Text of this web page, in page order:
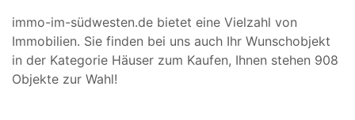
immo-im-südwesten.de bietet eine Vielzahl von
Immobilien. Sie finden bei uns auch Ihr Wunschobjekt
in der Kategorie Häuser zum Kaufen, Ihnen stehen 908
Objekte zur Wahl!